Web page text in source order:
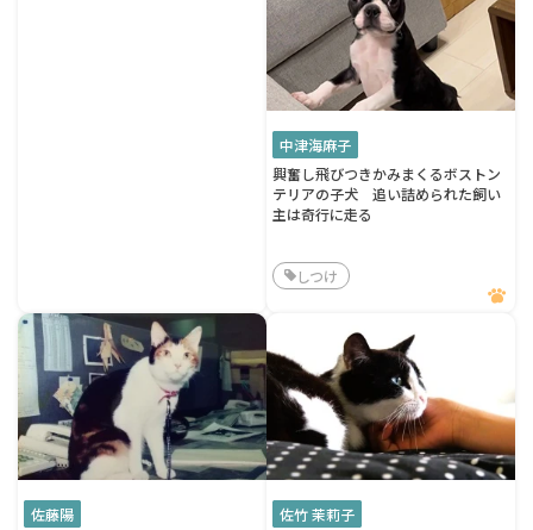
中津海麻子
興奮し飛びつきかみまくるボストン
テリアの子犬 追い詰められた飼い
主は奇行に走る
しつけ
佐藤陽
佐竹 茉莉子